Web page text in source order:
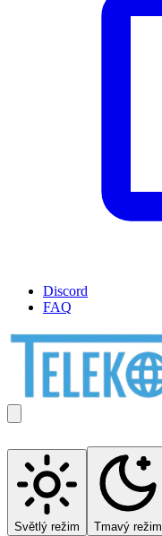
Discord
FAQ
Světlý režim Tmavý režim